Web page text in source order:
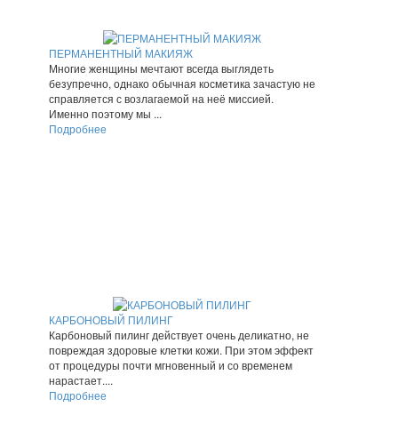
ПЕРМАНЕНТНЫЙ МАКИЯЖ
Многие женщины мечтают всегда выглядеть
безупречно, однако обычная косметика зачастую не
справляется с возлагаемой на неё миссией.
Именно поэтому мы ...
Подробнее
КАРБОНОВЫЙ ПИЛИНГ
Карбоновый пилинг действует очень деликатно, не
повреждая здоровые клетки кожи. При этом эффект
от процедуры почти мгновенный и со временем
нарастает....
Подробнее